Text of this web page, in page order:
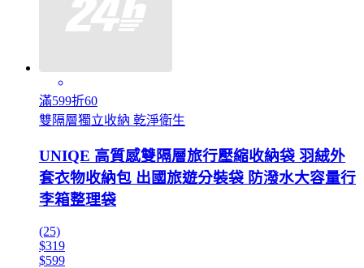
滿599折60
雙隔層獨立收納 乾淨衛生
UNIQE 高質感雙隔層旅行壓縮收納袋 羽絨外
套衣物收納包 出國旅遊分裝袋 防潑水大容量行
李箱整理袋
(25)
$319
$599